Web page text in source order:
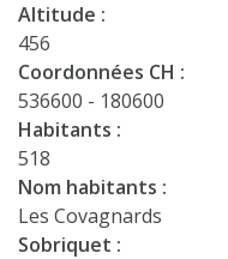
Altitude :
456
Coordonnées CH :
536600 - 180600
Habitants :
518
Nom habitants :
Les Covagnards
Sobriquet :